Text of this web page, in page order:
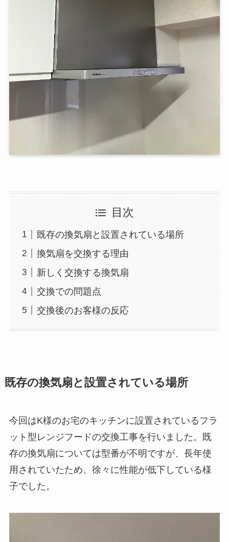
目次
既存の換気扇と設置されている場所
換気扇を交換する理由
新しく交換する換気扇
交換での問題点
交換後のお客様の反応
既存の換気扇と設置されている場所
今回はK様のお宅のキッチンに設置されているフラ
ット型レンジフードの交換工事を行いました。既
存の換気扇については型番が不明ですが、長年使
用されていたため、徐々に性能が低下している様
子でした。